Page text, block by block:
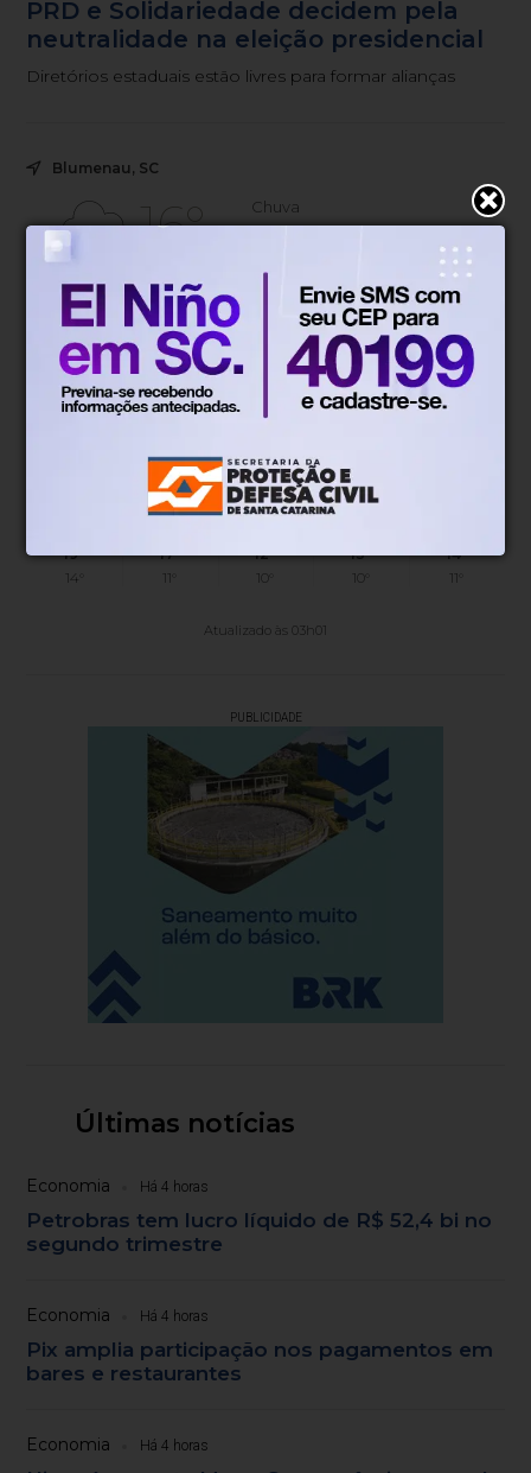
PRD e Solidariedade decidem pela
neutralidade na eleição presidencial
Diretórios estaduais estão livres para formar alianças
Blumenau, SC
16°
Chuva
Sensação
0.89km/h 100%
Umidade
45%(0.1mm)
06h52
Nascer do sol
05h51
19°
14°
DOM
17°
11°
SEG
12°
10°
TER
13°
10°
14°
11°
Atualizado às 03h01
PUBLICIDADE
Últimas notícias
Economia Há 4 horas
Petrobras tem lucro líquido de R$ 52,4 bi no
segundo trimestre
Economia Há 4 horas
Pix amplia participação nos pagamentos em
bares e restaurantes
Economia Há 4 horas